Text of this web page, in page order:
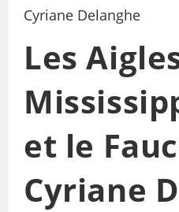
Les
et le
Cyriane